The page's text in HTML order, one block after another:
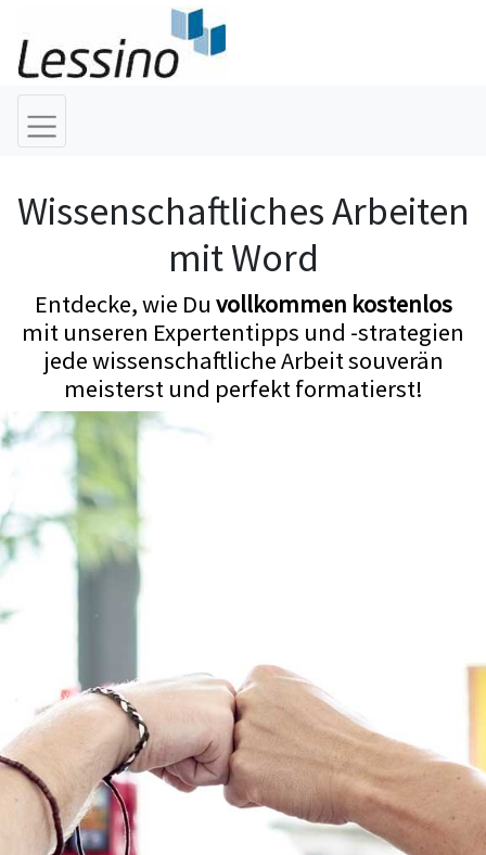
Wissenschaftliches Arbeiten
mit Word
Entdecke, wie Du vollkommen kostenlos
mit unseren Expertentipps und -strategien
jede wissenschaftliche Arbeit souverän
meisterst und perfekt formatierst!